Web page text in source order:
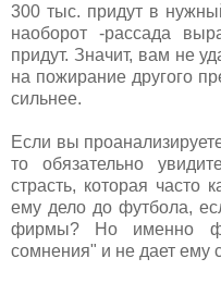
300 тыс. придут в
наоборот -рассада
придут. Значит, вам не
на пожирание другого
сильнее.
Если вы
то обязательно
страсть, которая часто
ему дело до футбола,
фирмы? Но именно
сомнения" и не дает ему